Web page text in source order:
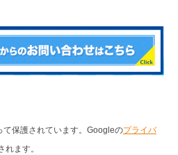
保護されています。Googleのプライバ
れます。